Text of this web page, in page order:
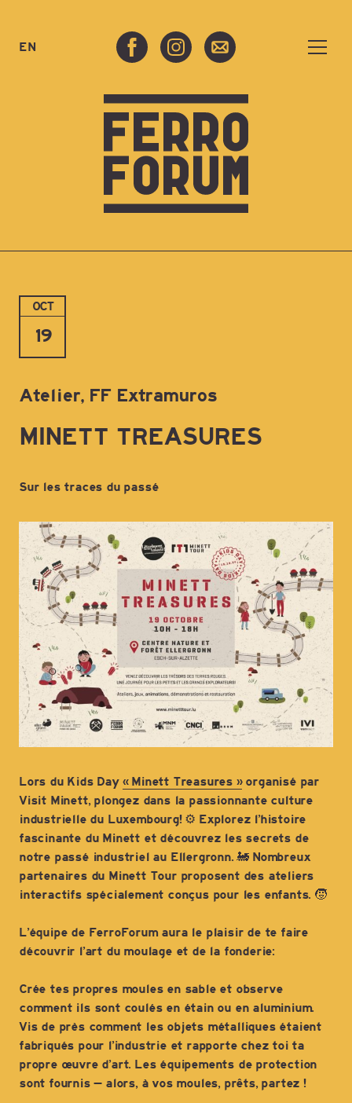
EN
19
OCT
Atelier, FF Extramuros
MINETT TREASURES
Sur les traces du passé
Lors du Kids Day « Minett Treasures »organisé par
Visit Minett, plongez dans la passionnante culture
industrielle du Luxembourg! ⚙️ Explorez l’histoire
fascinante du Minett et découvrez les secrets de
notre passé industriel au Ellergronn. 🚂 Nombreux
partenaires du Minett Tour proposent des ateliers
interactifs spécialement conçus pour les enfants. 🧒
L’équipe de FerroForum aura le plaisir de te faire
découvrir l’art du moulage et de la fonderie:
Crée tes propres moules en sable et observe
comment ils sont coulés en étain ou en aluminium.
Vis de près comment les objets métalliques étaient
fabriqués pour l’industrie et rapporte chez toi ta
propre œuvre d’art. Les équipements de protection
sont fournis – alors, à vos moules, prêts, partez !